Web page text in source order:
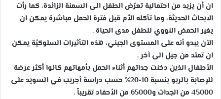
ان أن يزيد من احتمالية تعرّض الطفل الى السمنة الزائدة، كما رأت
الابحاث الحديثة، وما تأكله الأم قبل فترة الحمل مباشرة يمكن ان
يغير الحمض النووي للطفل مدى الحياة .
الآن يبدو أنه على المستوى الجيني، هذه التأثيرات السلوكيّة يمكن
ان تمتد من جيل الى آخر .
الأطفال الذين دخنت جداتهم أثناء الحمل بأمهاتهم كانوا أكثر عرضة
للإصابة بالربو بنسبة 10-20% حسب دراسة أجريب في السويد على
45000 من الجدات و65000 من الأحفاد تقريباً .